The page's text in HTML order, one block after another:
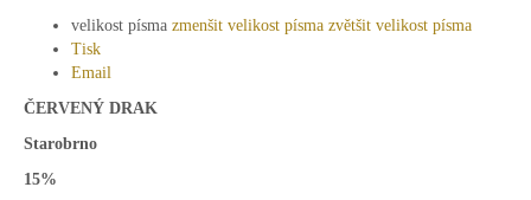
velikost písma zmenšit velikost písma zvětšit velikost písma
Tisk
Email
ČERVENÝ DRAK
Starobrno
15%